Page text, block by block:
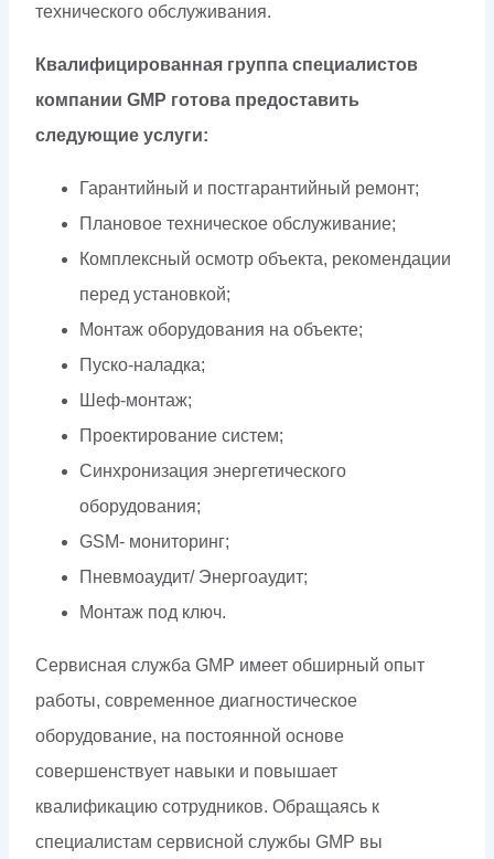
технического обслуживания.
Квалифицированная группа специалистов
компании GMP готова предоставить
следующие услуги:
Гарантийный и постгарантийный ремонт;
Плановое техническое обслуживание;
Комплексный осмотр объекта, рекомендации
перед установкой;
Монтаж оборудования на объекте;
Пуско-наладка;
Шеф-монтаж;
Проектирование систем;
Синхронизация энергетического
оборудования;
GSM- мониторинг;
Пневмоаудит/ Энергоаудит;
Монтаж под ключ.
Сервисная служба GMP имеет обширный опыт
работы, современное диагностическое
оборудование, на постоянной основе
совершенствует навыки и повышает
квалификацию сотрудников. Обращаясь к
специалистам сервисной службы GMP вы